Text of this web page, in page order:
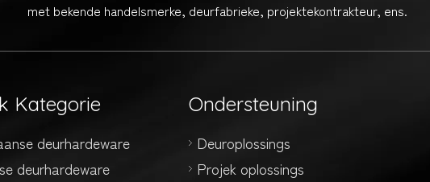
met bekende handelsmerke, deurfabrieke, projektekontrakteur, ens.
Kategorie
deurhardeware
deurhardeware
Ondersteuning
Deuroplossings
Projek oplossings